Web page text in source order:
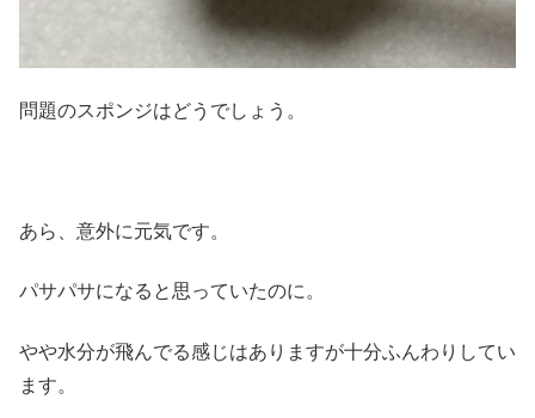
問題のスポンジはどうでしょう。
あら、意外に元気です。
パサパサになると思っていたのに。
やや水分が飛んでる感じはありますが十分ふんわりしてい
ます。